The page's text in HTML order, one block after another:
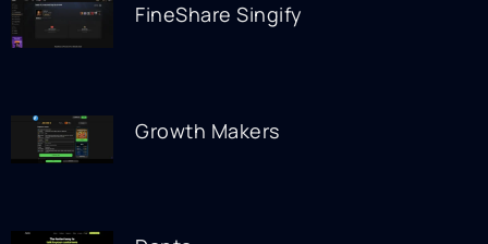
FineShare Singify
Growth Makers